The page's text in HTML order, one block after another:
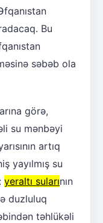
Bu
səbəb ola
görə,
su mənbəyi
artıq
yayılmış su
yeraltı sularının
duzluluq
təhlükəli